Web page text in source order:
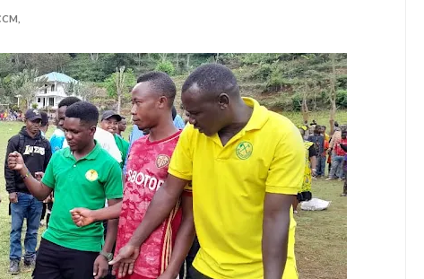
KUONGEZA MSUKUMO WA MAFUTA (PS3) MULEBA WAFIKIA
WA MAISHA YA KILA MTANZANIA
WANANCHI WENGI ZAIDI KUCHOCHEA THAMANI YA MAZAO
CHA FAIDA REJEA YA DHAMANA ZA SERIKALI KUBORESHA
2026
KUWA CHACHU YA BIASHARA NA ULINZI WA MLAJI
ZAO LA PARACHICHI